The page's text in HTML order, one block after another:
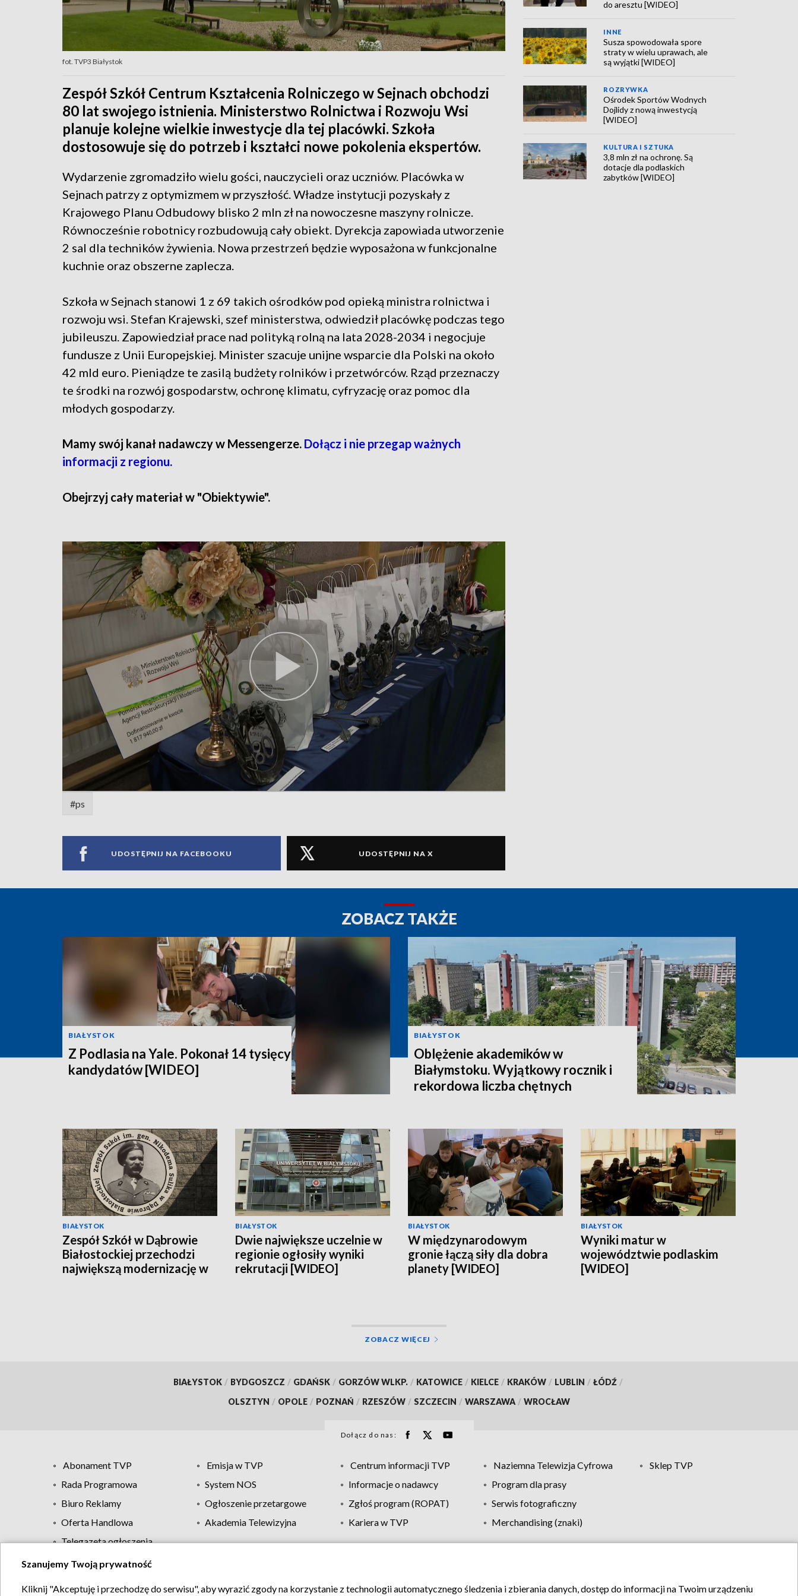
fot. TVP3 Białystok
Zespół Szkół Centrum Kształcenia Rolniczego w Sejnach obchodzi
80 lat swojego istnienia. Ministerstwo Rolnictwa i Rozwoju Wsi
planuje kolejne wielkie inwestycje dla tej placówki. Szkoła
dostosowuje się do potrzeb i kształci nowe pokolenia ekspertów.
Wydarzenie zgromadziło wielu gości, nauczycieli oraz uczniów. Placówka w
Sejnach patrzy z optymizmem w przyszłość. Władze instytucji pozyskały z
Krajowego Planu Odbudowy blisko 2 mln zł na nowoczesne maszyny rolnicze.
Równocześnie robotnicy rozbudowują cały obiekt. Dyrekcja zapowiada utworzenie
2 sal dla techników żywienia. Nowa przestrzeń będzie wyposażona w funkcjonalne
kuchnie oraz obszerne zaplecza.
Szkoła w Sejnach stanowi 1 z 69 takich ośrodków pod opieką ministra rolnictwa i
rozwoju wsi. Stefan Krajewski, szef ministerstwa, odwiedził placówkę podczas tego
jubileuszu. Zapowiedział prace nad polityką rolną na lata 2028-2034 i negocjuje
fundusze z Unii Europejskiej. Minister szacuje unijne wsparcie dla Polski na około
42 mld euro. Pieniądze te zasilą budżety rolników i przetwórców. Rząd przeznaczy
te środki na rozwój gospodarstw, ochronę klimatu, cyfryzację oraz pomoc dla
młodych gospodarzy.
Mamy swój kanał nadawczy w Messengerze. Dołącz i nie przegap ważnych
informacji z regionu.
Obejrzyj cały materiał w "Obiektywie".
#ps
UDOSTĘPNIJ NA FACEBOOKU UDOSTĘPNIJ NA X
do aresztu [WIDEO]
INNE
Susza spowodowała spore
straty w wielu uprawach, ale
są wyjątki [WIDEO]
ROZRYWKA
Ośrodek Sportów Wodnych
Dojlidy z nową inwestycją
[WIDEO]
KULTURA I SZTUKA
3,8 mln zł na ochronę. Są
dotacje dla podlaskich
zabytków [WIDEO]
ZOBACZ TAKŻE
BIAŁYSTOK
Z Podlasia na Yale. Pokonał 14 tysięcy
kandydatów [WIDEO]
BIAŁYSTOK
Oblężenie akademików w
Białymstoku. Wyjątkowy rocznik i
rekordowa liczba chętnych
BIAŁYSTOK
Zespół Szkół w Dąbrowie
Białostockiej przechodzi
największą modernizację w
BIAŁYSTOK
Dwie największe uczelnie w
regionie ogłosiły wyniki
rekrutacji [WIDEO]
BIAŁYSTOK
W międzynarodowym
gronie łączą siły dla dobra
planety [WIDEO]
BIAŁYSTOK
Wyniki matur w
województwie podlaskim
[WIDEO]
ZOBACZ WIĘCEJ
BIAŁYSTOK / BYDGOSZCZ / GDAŃSK / GORZÓW WLKP. / KATOWICE / KIELCE / KRAKÓW / LUBLIN / ŁÓDŹ /
OLSZTYN / OPOLE / POZNAŃ / RZESZÓW / SZCZECIN / WARSZAWA / WROCŁAW
Dołącz do nas:
Abonament TVP Emisja w TVP Centrum informacji TVP Naziemna Telewizja Cyfrowa
Sklep TVP
Rada Programowa
System NOS Informacje o nadawcy
Program dla prasy
Biuro Reklamy
Ogłoszenie przetargowe Zgłoś program (ROPAT)
Serwis fotograficzny
Oferta Handlowa
Akademia Telewizyjna Kariera w TVP
Merchandising (znaki)
Telegazeta ogłoszenia
Regulamin TVP Polityka prywatności Moje zgody Pomoc Biuro reklamy Kontakt
Szanujemy Twoją prywatność
Kliknij "Akceptuję i przechodzę do serwisu", aby wyrazić zgody na korzystanie z technologii automatycznego śledzenia i zbierania danych, dostęp do informacji na Twoim urządzeniu